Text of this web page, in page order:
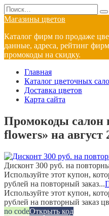
Перейти
к
содержанию
Search
for:
Магазины цветов
Каталог фирм по продаже
данные, адреса, рейтинг
промокоды на скидку.
Главная
Каталог цветочных
Доставка цветов
Карта сайта
Промокоды салон
flowers» на август
Дисконт 300 руб. на
Используйте этот купон,
рублей на повторный заказ...
Используйте этот купон,
рублей на повторный заказ
no codeОткрыть код